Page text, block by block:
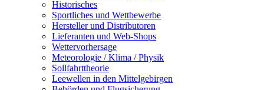
Historisches
Sportliches und Wettbewerbe
Hersteller und Distributoren
Lieferanten und Web-Shops
Wettervorhersage
Meteorologie / Klima / Physik
Sollfahrttheorie
Leewellen in den Mittelgebirgen